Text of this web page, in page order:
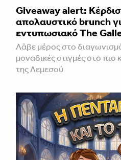
Giveaway alert:
απολαυστικό brunch
εντυπωσιακό The
Λάβε μέρος στο
μοναδικές στιγμές στο πιο
της Λεμεσού